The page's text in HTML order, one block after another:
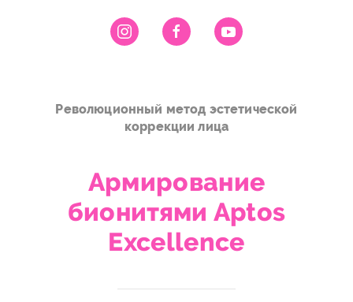
Революционный метод эстетической
коррекции лица
Армирование
бионитями Aptos
Excellence